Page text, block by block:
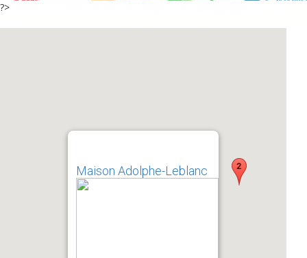
?>
Maison Adolphe-Leblanc